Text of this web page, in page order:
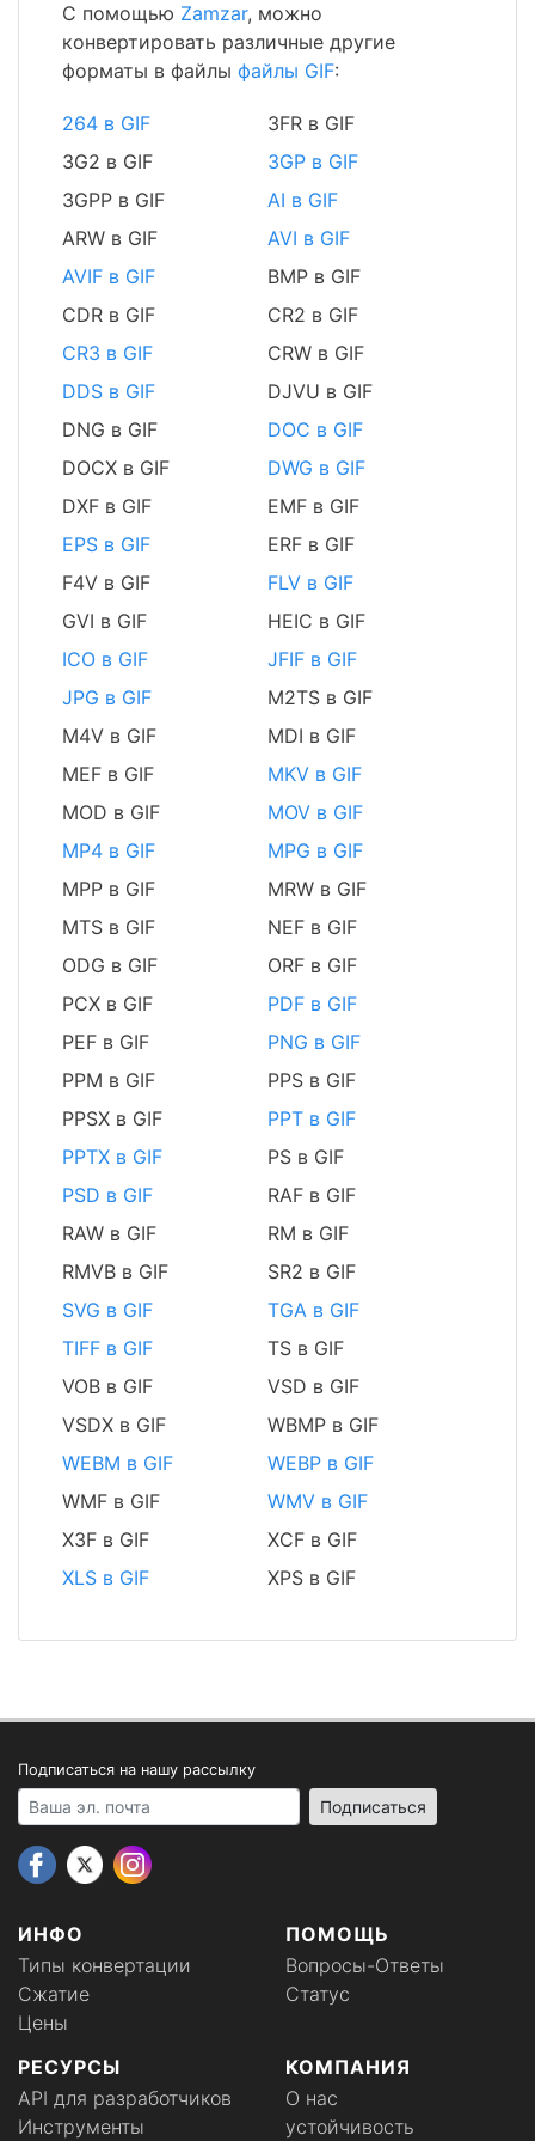
С помощью Zamzar, можно
конвертировать различные другие
форматы в файлы файлы GIF:
264 в GIF
3FR в GIF
3G2 в GIF
3GP в GIF
3GPP в GIF
AI в GIF
ARW в GIF
AVI в GIF
AVIF в GIF
BMP в GIF
CDR в GIF
CR2 в GIF
CR3 в GIF
CRW в GIF
DDS в GIF
DJVU в GIF
DNG в GIF
DOC в GIF
DOCX в GIF
DWG в GIF
DXF в GIF
EMF в GIF
EPS в GIF
ERF в GIF
F4V в GIF
FLV в GIF
GVI в GIF
HEIC в GIF
ICO в GIF
JFIF в GIF
JPG в GIF
M2TS в GIF
M4V в GIF
MDI в GIF
MEF в GIF
MKV в GIF
MOD в GIF
MOV в GIF
MP4 в GIF
MPG в GIF
MPP в GIF
MRW в GIF
MTS в GIF
NEF в GIF
ODG в GIF
ORF в GIF
PCX в GIF
PDF в GIF
PEF в GIF
PNG в GIF
PPM в GIF
PPS в GIF
PPSX в GIF
PPT в GIF
PPTX в GIF
PS в GIF
PSD в GIF
RAF в GIF
RAW в GIF
RM в GIF
RMVB в GIF
SR2 в GIF
SVG в GIF
TGA в GIF
TIFF в GIF
TS в GIF
VOB в GIF
VSD в GIF
VSDX в GIF
WBMP в GIF
WEBM в GIF
WEBP в GIF
WMF в GIF
WMV в GIF
X3F в GIF
XCF в GIF
XLS в GIF
XPS в GIF
ИНФО
Типы конвертации
Сжатие
Цены
ПОМОЩЬ
Вопросы-Ответы
Статус
РЕСУРСЫ
API для разработчиков
Инструменты
КОМПАНИЯ
О нас
устойчивость
Подписаться на нашу рассылку
Your email address Подписаться